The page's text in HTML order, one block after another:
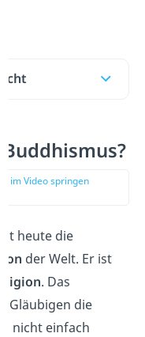
im Video springen
heute die
der Welt. Er ist
. Das
Gläubigen die
nicht einfach